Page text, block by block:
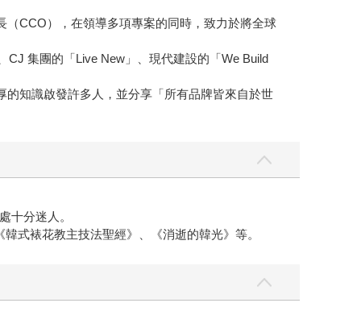
（CCO），在領導多項專案的同時，致力於將全球
CJ 集團的「Live New」、現代建設的「We Build
知識啟發許多人，並分享「所有品牌皆來自於世
十分迷人。
式裱花教主技法聖經》、《消逝的韓光》等。